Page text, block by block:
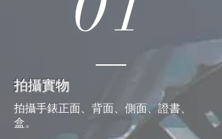
拍攝實物
拍攝手錶正面、背面、側面、證書、
盒。